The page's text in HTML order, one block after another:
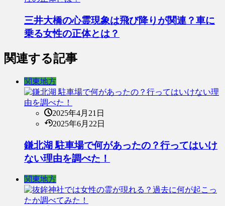
三井大橋の心霊現象は飛び降りが関連？車に
乗る女性の正体とは？
関連する記事
関東地方
2025年4月21日
2025年6月22日
鎌北湖 駐車場で何があったの？行ってはいけ
ない理由を調べた！
関東地方